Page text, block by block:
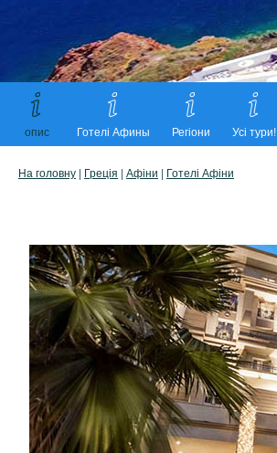
опис Готелі Афины Регіони Усі тури!
На головну | Греція | Афіни | Готелі Афіни